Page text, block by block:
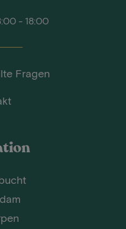
- 18:00
Fragen